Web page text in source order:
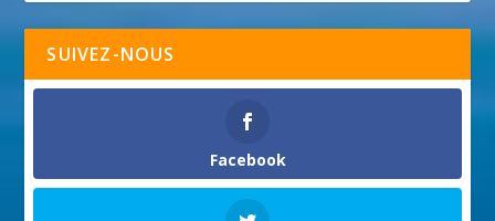
SUIVEZ-NOUS
Facebook